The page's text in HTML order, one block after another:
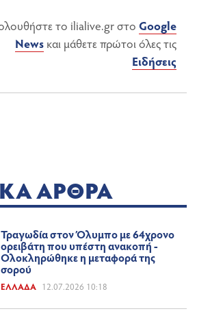
το ilialive.gr στο Google
News και μάθετε πρώτοι όλες τις
Ειδήσεις
ΆΡΘΡΑ
Τραγωδία στον Όλυμπο με 64χρονο
ορειβάτη που υπέστη ανακοπή -
Ολοκληρώθηκε η μεταφορά της
σορού
ΕΛΛΆΔΑ 12.07.2026 10:18